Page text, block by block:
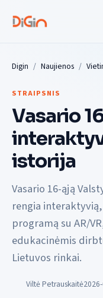
Digin Naujienos
STRAIPSNIS
Vasario
istorija
Vasario 16-ąją
rengia
programą su AR/
edukacinėmis
Lietuvos rinkai.
Viltė Petrauskaitė